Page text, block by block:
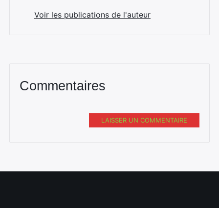
Voir les publications de l'auteur
Commentaires
LAISSER UN COMMENTAIRE